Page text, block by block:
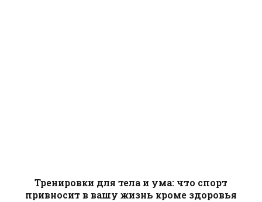
Тренировки для тела и ума: что спорт
привносит в вашу жизнь кроме здоровья